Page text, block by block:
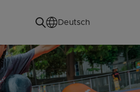
Deutsch